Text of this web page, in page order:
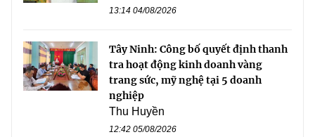
13:14 04/08/2026
Tây Ninh: Công bố quyết định thanh
tra hoạt động kinh doanh vàng
trang sức, mỹ nghệ tại 5 doanh
nghiệp
Thu Huyền
12:42 05/08/2026